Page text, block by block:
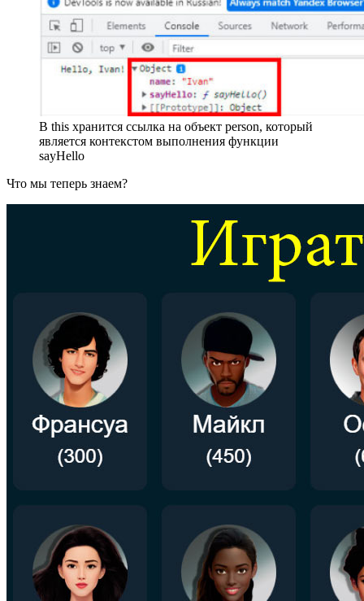
В this хранится ссылка на объект person, который
является контекстом выполнения функции
sayHello
Что мы теперь знаем?